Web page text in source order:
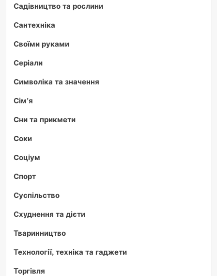
Садівництво та рослини
Сантехніка
Своїми руками
Серіали
Символіка та значення
Сім'я
Сни та прикмети
Соки
Соціум
Спорт
Суспільство
Схуднення та дієти
Тваринництво
Технології, техніка та гаджети
Торгівля